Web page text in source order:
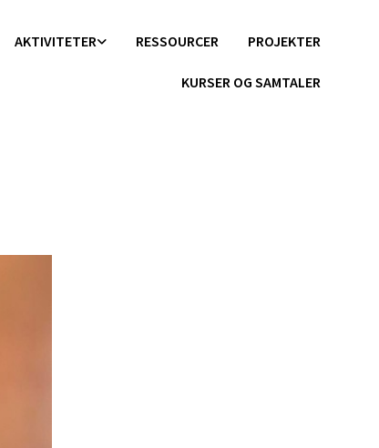
AKTIVITETER RESSOURCER PROJEKTER
KURSER OG SAMTALER